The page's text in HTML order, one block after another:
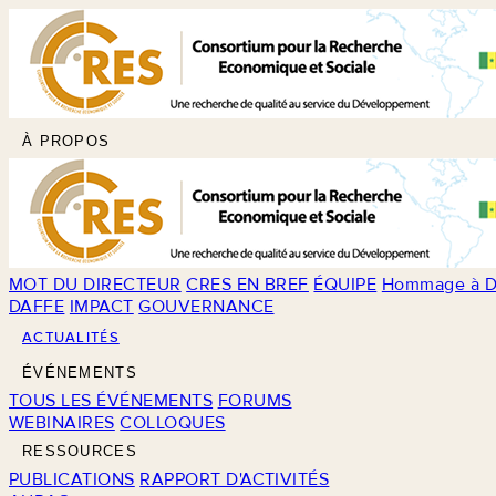
À PROPOS
MOT DU DIRECTEUR CRES EN BREF ÉQUIPE Hommage à
DAFFE IMPACT GOUVERNANCE
ACTUALITÉS
ÉVÉNEMENTS
TOUS LES ÉVÉNEMENTS FORUMS
WEBINAIRES COLLOQUES
RESSOURCES
PUBLICATIONS RAPPORT D'ACTIVITÉS